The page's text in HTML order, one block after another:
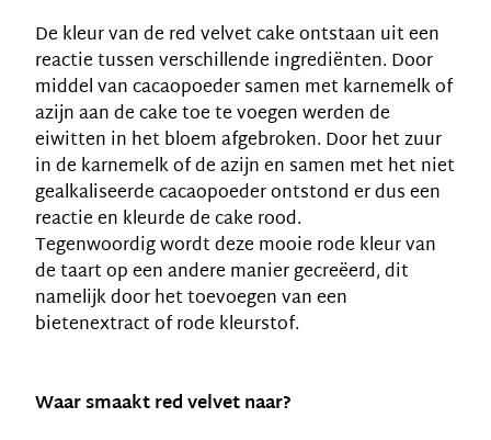
De kleur van de red velvet cake ontstaan uit een
reactie tussen verschillende ingrediënten. Door
middel van cacaopoeder samen met karnemelk of
azijn aan de cake toe te voegen werden de
eiwitten in het bloem afgebroken. Door het zuur
in de karnemelk of de azijn en samen met het niet
gealkaliseerde cacaopoeder ontstond er dus een
reactie en kleurde de cake rood.
Tegenwoordig wordt deze mooie rode kleur van
detaartop een andere manier gecreëerd, dit
namelijk door het toevoegen van een
bietenextract of rode kleurstof.
Waar smaakt red velvet naar?